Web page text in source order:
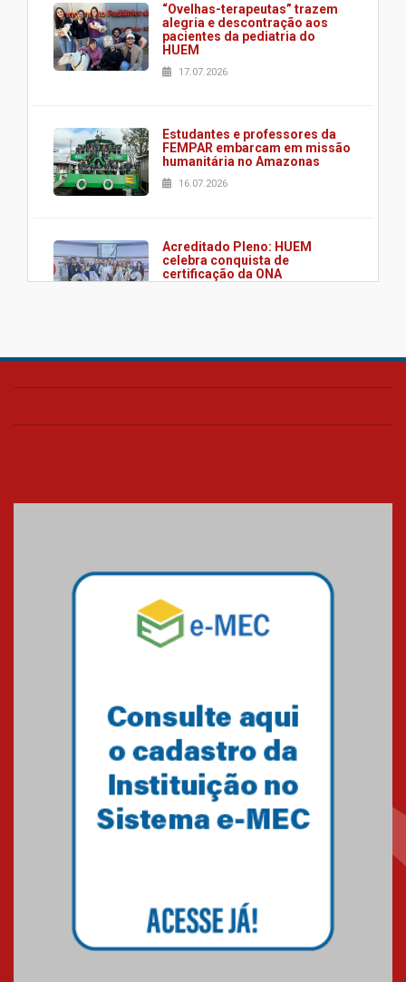
“Ovelhas-terapeutas” trazem
alegria e descontração aos
pacientes da pediatria do
HUEM
17.07.2026
Estudantes e professores da
FEMPAR embarcam em missão
humanitária no Amazonas
16.07.2026
Acreditado Pleno: HUEM
celebra conquista de
certificação da ONA
HUEM é o primeiro hospital do
UTI's inteligentes
referência mundial em
Pós-Asco: evento do HUEM
debate novidades sobre
estudos e tratamentos contra
o câncer
MackPesquisa 2026 prorroga
inscrições até 14 de agosto
15.06.2026